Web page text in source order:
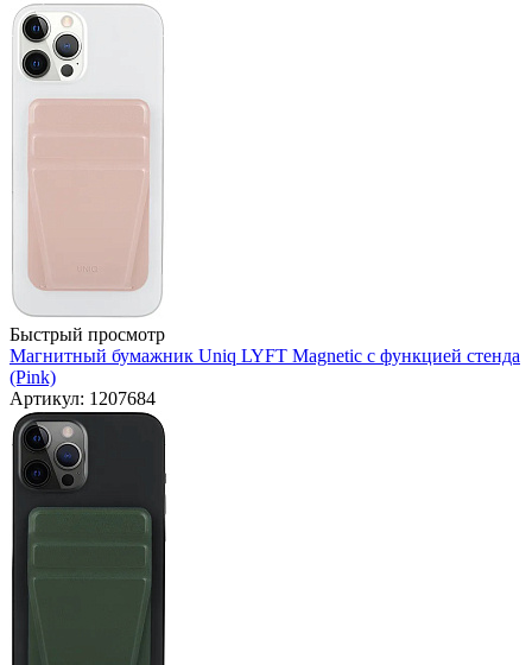
Быстрый просмотр
Магнитный бумажник Uniq LYFT Magnetic с функцией стенда
(Pink)
Артикул: 1207684